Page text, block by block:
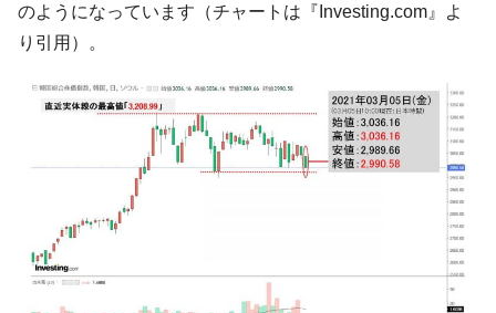
や、若者に起業させよう」⇒ どんな雇用対策だソレ。
ル。外平債の発行「19.4億ドル」
『Money1』
韓国「ここは北朝鮮なのか。選管がサーバ
ーにウソのデータを入力したのは明白だ」
韓国･李在明さっそく不動産対策で浅薄な発
『Money1』
韓国は「中国と同じく」投資に不適格な国
だ。
『Money1』
『韓国銀行』が「金の保有量を増やしま
のようになっています（チャートは『Investing.com』よ
り引用）。